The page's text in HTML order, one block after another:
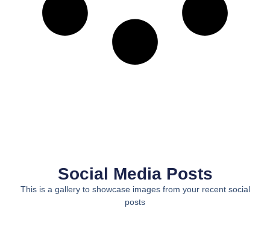
Social Media Posts
This is a gallery to showcase images from your recent social
posts